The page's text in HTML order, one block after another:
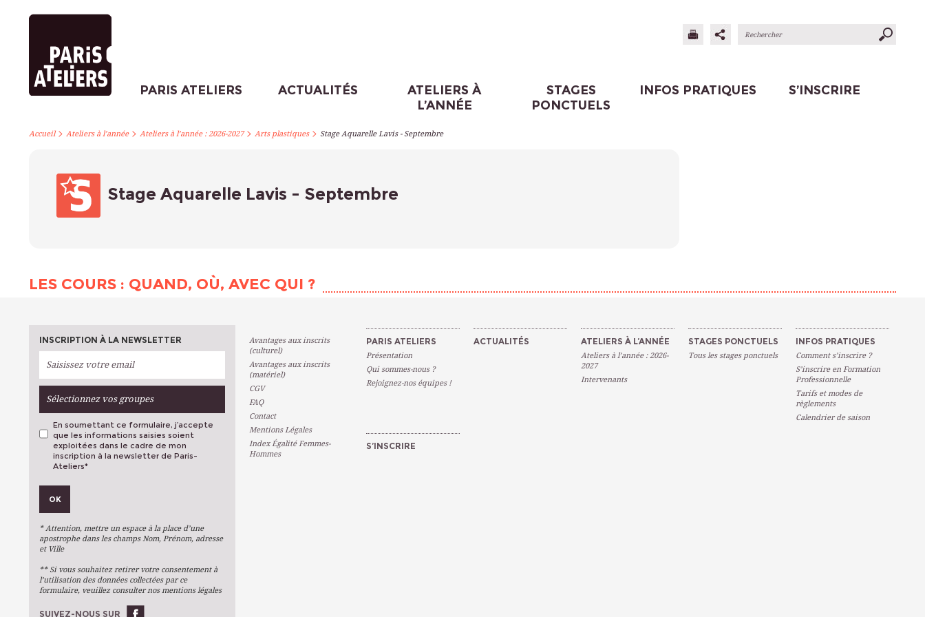
PARIS ATELIERS ACTUALITÉS
ATELIERS À
L’ANNÉE
STAGES
PONCTUELS
INFOS PRATIQUES S’INSCRIRE
Accueil> Ateliers à l’année> Ateliers à l’année : 2026-2027> Arts plastiques> Stage Aquarelle Lavis - Septembre
Stage Aquarelle Lavis - Septembre
LES COURS : QUAND, OÙ, AVEC QUI ?
INSCRIPTION À LA NEWSLETTER
Sélectionnez vos groupes
Métiers D'art
Arts Du Texte
Stages Ponctuels
Ateliers À L'année
En soumettant ce formulaire, j’accepte
que les informations saisies soient
exploitées dans le cadre de mon
inscription à la newsletter de Paris-
Ateliers*
OK
* Attention, mettre un espace à la place d’une
apostrophe dans les champs Nom, Prénom, adresse
et Ville
** Si vous souhaitez retirer votre consentement à
l’utilisation des données collectées par ce
formulaire, veuillez consulter nos mentions légales
SUIVEZ-NOUS SUR
Avantages aux inscrits
(culturel)
Avantages aux inscrits
(matériel)
CGV
FAQ
Contact
Mentions Légales
Index Égalité Femmes-
Hommes
PARIS ATELIERS
Présentation
Qui sommes-nous ?
Rejoignez-nos équipes !
ACTUALITÉS ATELIERS À L’ANNÉE
Ateliers à l’année : 2026-
2027
Intervenants
STAGES PONCTUELS
Tous les stages ponctuels
INFOS PRATIQUES
Comment s’inscrire ?
S’inscrire en Formation
Professionnelle
Tarifs et modes de
règlements
Calendrier de saison
S’INSCRIRE